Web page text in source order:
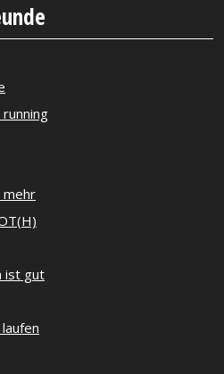
mehr
ist gut